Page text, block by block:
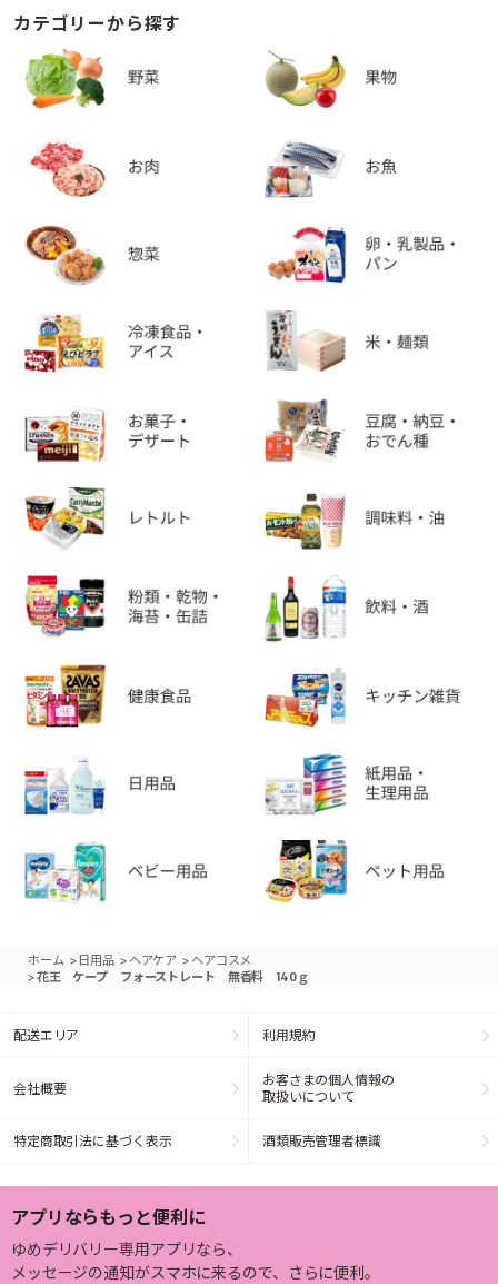
カテゴリーから探す
ホーム > 日用品 > ヘアケア > ヘアコスメ
>花王 ケープ フォーストレート 無香料 140ｇ
配送エリア 利用規約
会社概要
お客さまの個人情報の
取扱いについて
特定商取引法に基づく表示 酒類販売管理者標識
アプリならもっと便利に
ゆめデリバリー専用アプリなら、
メッセージの通知がスマホに来るので、さらに便利。